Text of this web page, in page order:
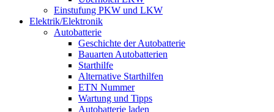
Einstufung PKW und LKW
Elektrik/Elektronik
Autobatterie
Geschichte der Autobatterie
Bauarten Autobatterien
Starthilfe
Alternative Starthilfen
ETN Nummer
Wartung und Tipps
Autobatterie laden